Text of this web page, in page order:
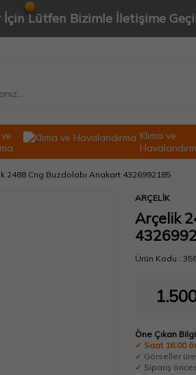
Lütfen Bizimle İletişime
Klima ve
2488 Cng Buzdolabı Anakart 4326992185
ARÇELİK
Arçelik
Ürün Kodu :
Öne Çıkan
✓ Saat 16:00
✓ Görseller
✓ Sipariş